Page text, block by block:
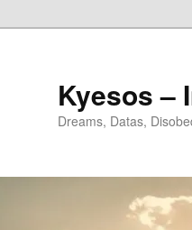
Kyesos –
Dreams, Datas,